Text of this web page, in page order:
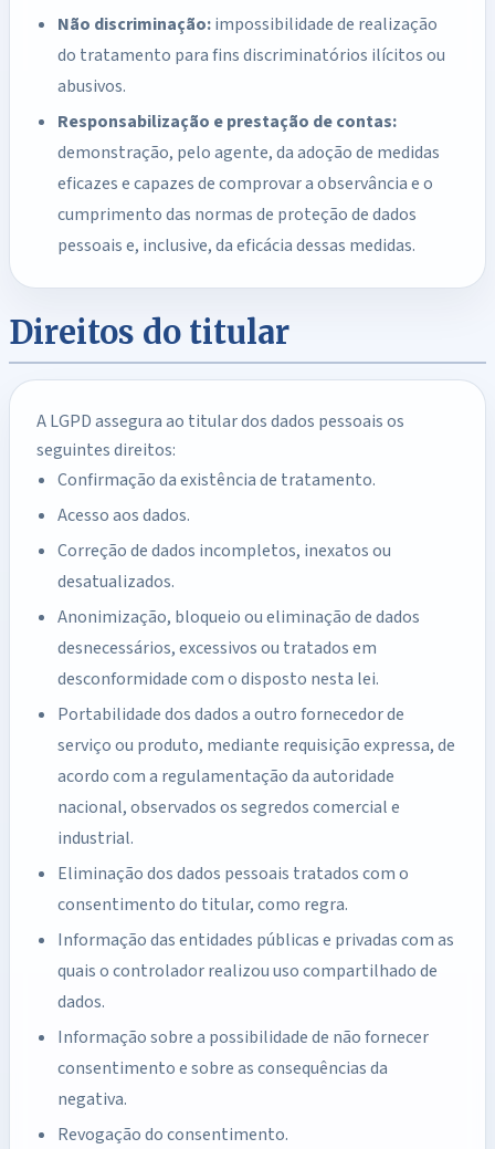
Não discriminação:impossibilidade de realização
do tratamento para fins discriminatórios ilícitos ou
abusivos.
Responsabilização e prestação de contas:
demonstração, pelo agente, da adoção de medidas
eficazes e capazes de comprovar a observância e o
cumprimento das normas de proteção de dados
pessoais e, inclusive, da eficácia dessas medidas.
Direitos do titular
A LGPD assegura ao titular dos dados pessoais os
seguintes direitos:
Confirmação da existência de tratamento.
Acesso aos dados.
Correção de dados incompletos, inexatos ou
desatualizados.
Anonimização, bloqueio ou eliminação de dados
desnecessários, excessivos ou tratados em
desconformidade com o disposto nesta lei.
Portabilidade dos dados a outro fornecedor de
serviço ou produto, mediante requisição expressa, de
acordo com a regulamentação da autoridade
nacional, observados os segredos comercial e
industrial.
Eliminação dos dados pessoais tratados com o
consentimento do titular, como regra.
Informação das entidades públicas e privadas com as
quais o controlador realizou uso compartilhado de
dados.
Informação sobre a possibilidade de não fornecer
consentimento e sobre as consequências da
negativa.
Revogação do consentimento.